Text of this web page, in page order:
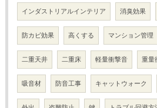
インダストリアルインテリア 消臭効果
防カビ効果 高くする マンション管理
二重天井 二重床 軽量衝撃音 重量
吸音材 防音工事 キャットウォーク